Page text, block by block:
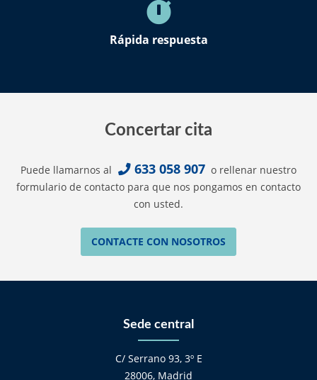
Rápida respuesta
Concertar cita
Puede llamarnos al 633 058 907 o rellenar nuestro
formulario de contacto para que nos pongamos en contacto
con usted.
CONTACTE CON NOSOTROS
Sede central
C/ Serrano 93, 3º E
28006, Madrid